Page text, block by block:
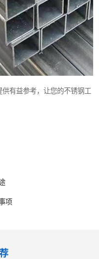
有益参考，让您的不锈钢工
项